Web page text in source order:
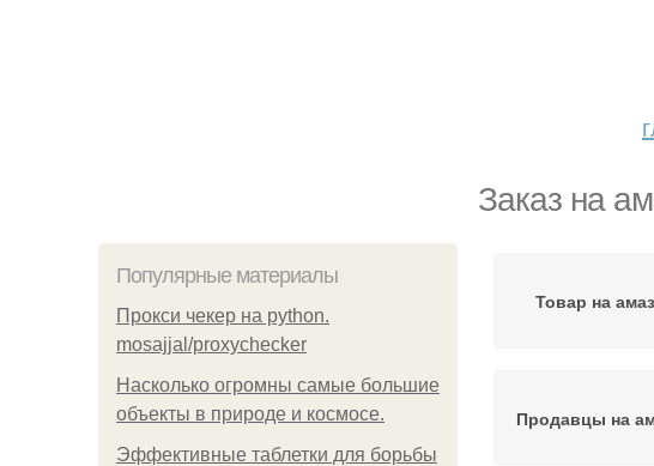
Заказ на
Популярные материалы
Прокси чекер на python.
mosajjal/proxychecker
Насколько огромны самые большие
объекты в природе и космосе.
Эффективные таблетки для борьбы
Товар на
Продавцы на